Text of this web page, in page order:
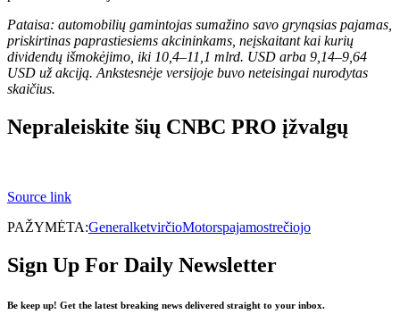
Pataisa: automobilių gamintojas sumažino savo grynąsias pajamas,
priskirtinas paprastiesiems akcininkams, neįskaitant kai kurių
dividendų išmokėjimo, iki 10,4–11,1 mlrd. USD arba 9,14–9,64
USD už akciją. Ankstesnėje versijoje buvo neteisingai nurodytas
skaičius.
Nepraleiskite šių CNBC PRO įžvalgų
Source link
PAŽYMĖTA:GeneralketvirčioMotorspajamostrečiojo
Sign Up For Daily Newsletter
Be keep up! Get the latest breaking news delivered straight to your inbox.